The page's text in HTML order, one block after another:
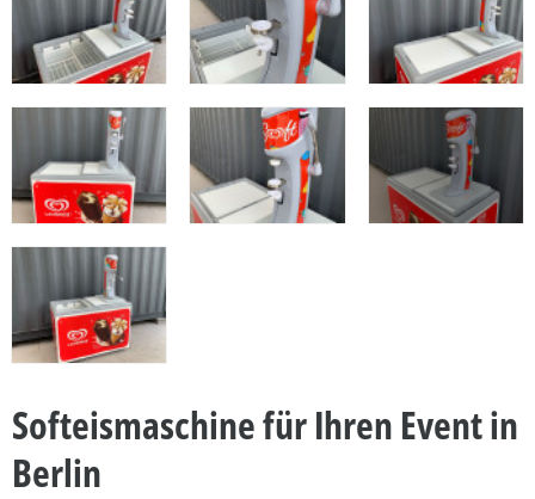
Softeismaschine für Ihren Event in
Berlin